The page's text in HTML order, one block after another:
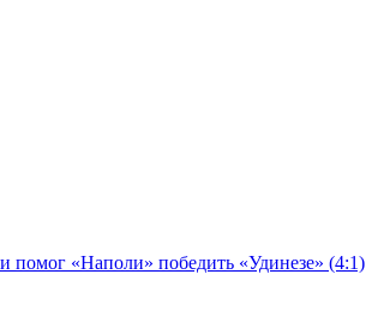
помог «Наполи» победить «Удинезе» (4:1)